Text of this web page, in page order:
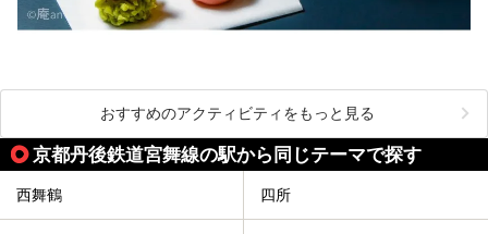
おすすめのアクティビティをもっと見る
京都丹後鉄道宮舞線の駅から同じテーマで探す
西舞鶴 四所